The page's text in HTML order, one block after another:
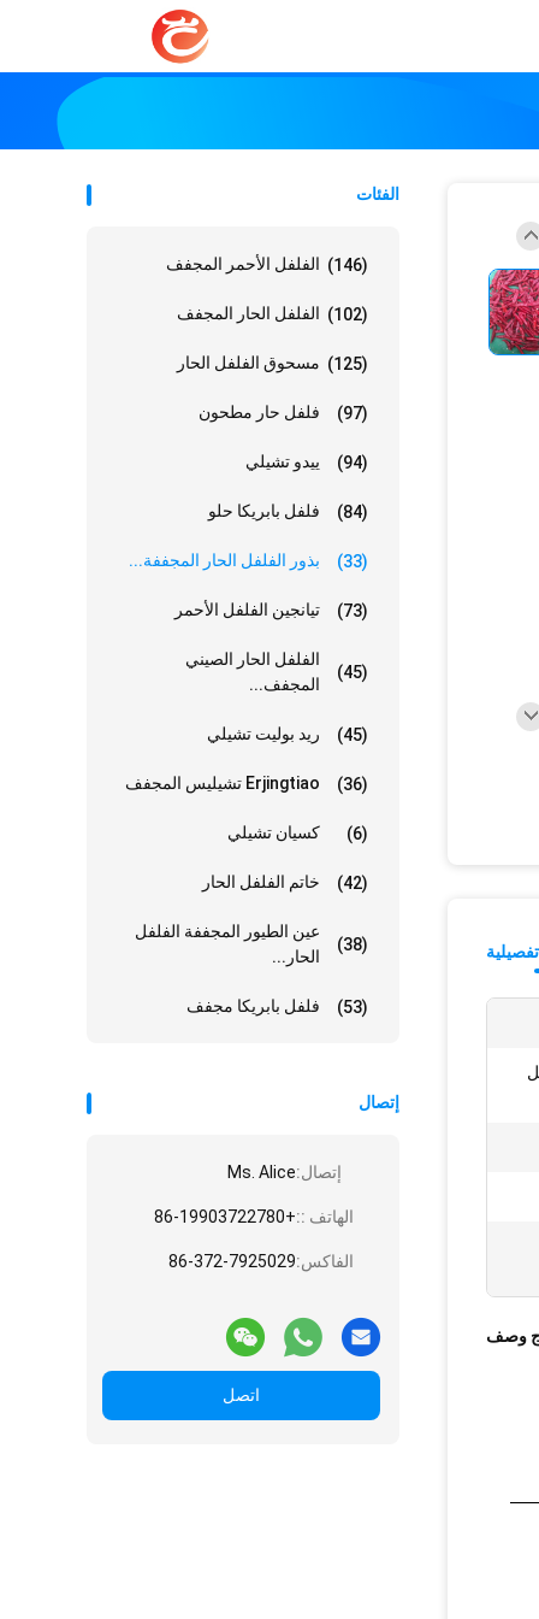
الفئات
الفلفل الأحمر المجفف (146)
الفلفل الحار المجفف (102)
مسحوق الفلفل الحار (125)
فلفل حار مطحون (97)
ييدو تشيلي (94)
فلفل بابريكا حلو (84)
بذور الفلفل الحار المجففة... (33)
تيانجين الفلفل الأحمر (73)
الفلفل الحار الصيني
المجفف...
(45)
ريد بوليت تشيلي (45)
Erjingtiao تشيليس المجفف (36)
كسيان تشيلي (6)
خاتم الفلفل الحار (42)
عين الطيور المجففة الفلفل
الحار...
(38)
فلفل بابريكا مجفف (53)
إتصال
إتصال:Ms. Alice
الهاتف ::+86-19903722780
الفاكس:86-372-7925029
اتصل
وصف